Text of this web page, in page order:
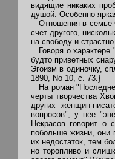
видящие никаких
душой. Особенно
Отношения в семье
счет другого,
на свободу и
Говоря о характере
будто приветных
Эгоизм в одиночку,
1890, No 10, с. 73.}
На роман
черты творчества
других женщин-
вопросов"; у нее
Некрасов говорит о
побольше жизни, они
их недостаток, тем
но торопливо и